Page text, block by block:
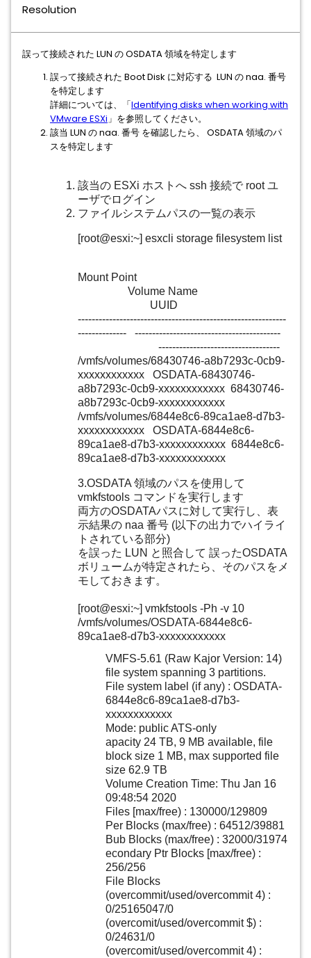
Resolution
誤って接続された LUN の OSDATA 領域を特定します
誤って接続された Boot Disk に対応する LUN の naa. 番号
を特定します
詳細については、「Identifying disks when working with
VMware ESXi」を参照してください。
該当 LUN の naa. 番号 を確認したら、 OSDATA 領域のパ
スを特定します
該当の ESXi ホストへ ssh 接続で root ユ
ーザでログイン
ファイルシステムパスの一覧の表示
[root@esxi:~] esxcli storage filesystem list
Mount Point
Volume Name
UUID
------------------------------------------------------------
-------------- ------------------------------------------
-----------------------------------
/vmfs/volumes/68430746-a8b7293c-0cb9-
xxxxxxxxxxxx OSDATA-68430746-
a8b7293c-0cb9-xxxxxxxxxxxx 68430746-
a8b7293c-0cb9-xxxxxxxxxxxx
/vmfs/volumes/6844e8c6-89ca1ae8-d7b3-
xxxxxxxxxxxx OSDATA-6844e8c6-
89ca1ae8-d7b3-xxxxxxxxxxxx 6844e8c6-
89ca1ae8-d7b3-xxxxxxxxxxxx
3.OSDATA 領域のパスを使用して
vmkfstools コマンドを実行します
両方のOSDATAパスに対して実行し、表
示結果の naa 番号 (以下の出力でハイライ
トされている部分)
を誤った LUN と照合して 誤ったOSDATA
ボリュームが特定されたら、そのパスをメ
モしておきます。
[root@esxi:~] vmkfstools -Ph -v 10
/vmfs/volumes/OSDATA-6844e8c6-
89ca1ae8-d7b3-xxxxxxxxxxxx
VMFS-5.61 (Raw Kajor Version: 14)
file system spanning 3 partitions.
File system label (if any) : OSDATA-
6844e8c6-89ca1ae8-d7b3-
xxxxxxxxxxxx
Mode: public ATS-only
apacity 24 TB, 9 MB available, file
block size 1 MB, max supported file
size 62.9 TB
Volume Creation Time: Thu Jan 16
09:48:54 2020
Files [max/free) : 130000/129809
Per Blocks (max/free) : 64512/39881
Bub Blocks (max/free) : 32000/31974
econdary Ptr Blocks [max/free) :
256/256
File Blocks
(overcommit/used/overcommit 4) :
0/25165047/0
(overcomit/used/overcommit $) :
0/24631/0
(overcomit/used/overcommit 4) :